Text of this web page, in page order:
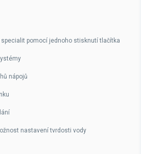
pomocí jednoho stisknutí tlačítka
nápojů
nastavení tvrdosti vody